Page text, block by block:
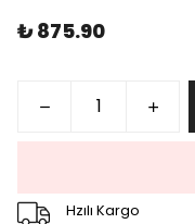
₺ 875.90
Hzılı Kargo